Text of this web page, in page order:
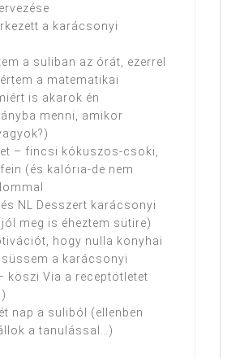
a karácsonyi
a suliban az órát, ezerrel
a matematikai
is akarok én
menni, amikor
– fincsi kókuszos-csoki,
(és kalória-de nem
NL Desszert karácsonyi
meg is éheztem sütire)
hogy nulla konyhai
a karácsonyi
köszi Via a receptötletet
nap a suliból (ellenben
a tanulással…)